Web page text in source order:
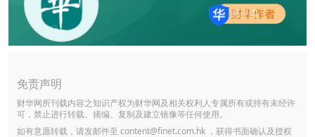
燕十四
免责声明
财华网所刊载内容之知识产权为财华网及相关权利人专属所有或持有未经许
可，禁止进行转载、摘编、复制及建立镜像等任何使用。
如有意愿转载，请发邮件至 content@finet.com.hk ，获得书面确认及授权